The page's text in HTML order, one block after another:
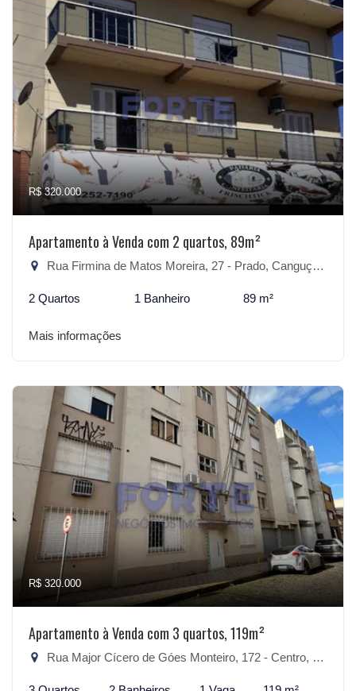
R$ 320.000
Apartamento à Venda com 2 quartos, 89m²
Rua Firmina de Matos Moreira, 27 - Prado, Canguçu-RS
2 Quartos 1 Banheiro 89 m²
Mais informações
R$ 320.000
Apartamento à Venda com 3 quartos, 119m²
Rua Major Cícero de Góes Monteiro, 172 - Centro, Pelotas-RS